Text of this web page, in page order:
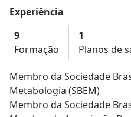
Experiência
9
Formação
1
Planos de
Membro da Sociedade
Metabologia (SBEM)
Membro da Sociedade